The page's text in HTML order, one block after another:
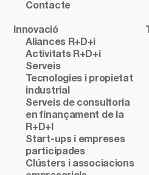
Contacte
Innovació
Aliances R+D+i
Activitats R+D+i
Serveis
Tecnologies i propietat
industrial
Serveis de consultoria
en finançament de la
R+D+I
Start-ups i empreses
participades
Clústers i associacions